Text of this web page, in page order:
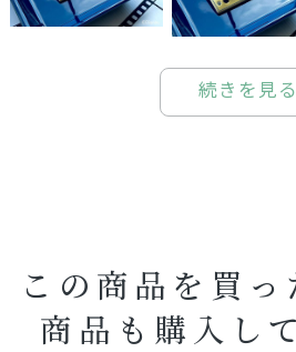
続きを見る
この商品を買っ
商品も購入し